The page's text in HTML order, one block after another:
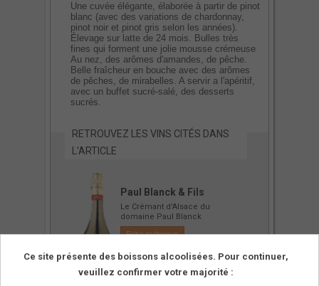
Une cuvée élégante, élaborée à partir de pinot
blanc (avec des variations de chardonnay,
pinot noir et pinot gris selon les années).
Élevage sur latte de 24 mois. Bulles très
fines qui forment une jolie mousse crémeuse
Au nez, des arômes d'amandes, de pêche.
Belle fraîcheur en bouche avec des arômes
de pêches, de mirabelles. A servir a l'apéritif,
avec un buffet sucré-salé, des desserts
sucrés.
RETROUVEZ LES VINS CITÉS DANS
L'ARTICLE
Paul Blanck & Fils
Le Crémant d'Alsace du
domaine Paul Blanck
Fiche technique
Ce site présente des boissons alcoolisées. Pour continuer,
veuillez confirmer votre majorité :